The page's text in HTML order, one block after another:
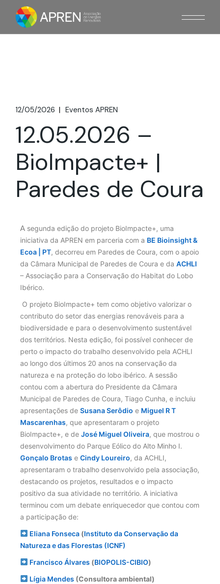
12/05/2026 Eventos APREN
12.05.2026 –
BioImpacte+ |
Paredes de Coura
A segunda edição do projeto BioImpacte+, uma
iniciativa da APREN em parceria com a BE Bioinsight &
Ecoa | PT, decorreu em Paredes de Coura, com o apoio
da Câmara Municipal de Paredes de Coura e da ACHLI
– Associação para a Conservação do Habitat do Lobo
Ibérico.
contributo do setor das energias renováveis para a
biodiversidade e para o desenvolvimento sustentável
dos territórios. Nesta edição, foi possível conhecer de
perto o impacto do trabalho desenvolvido pela ACHLI
ao longo dos últimos 20 anos na conservação da
natureza e na proteção do lobo ibérico. A sessão
contou com a abertura do Presidente da Câmara
Municipal de Paredes de Coura, Tiago Cunha, e incluiu
apresentações de Susana Serôdio e Miguel R T
Mascarenhas, que apresentaram o projeto
BioImpacte+, e de José Miguel Oliveira, que mostrou o
Gonçalo Brotas e Cindy Loureiro, da ACHLI,
apresentaram o trabalho desenvolvido pela associação,
destacando os projetos, resultados e o impacto
positivo da sua atividade no território. A iniciativa
terminou com um debate enriquecedor que contou com
a participação de:
Eliana Fonseca (Instituto da Conservação da
Natureza e das Florestas (ICNF)
Francisco Álvares (BIOPOLIS-CIBIO)
Lígia Mendes (Consultora ambiental)